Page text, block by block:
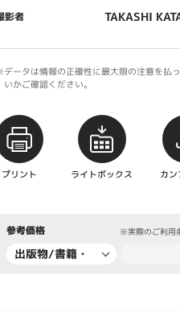
影者 TAKASHI
ータは情報の正確性に最大限の注意を払
いかご確認ください。
プリント ライトボックス カ
参考価格 ※実際のご利用
出版物/書籍・